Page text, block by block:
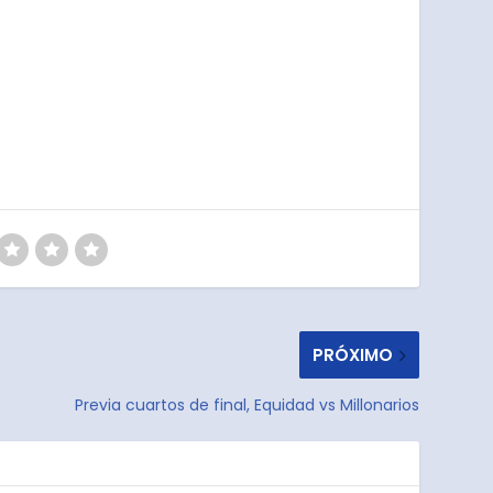
PRÓXIMO
Previa cuartos de final, Equidad vs Millonarios